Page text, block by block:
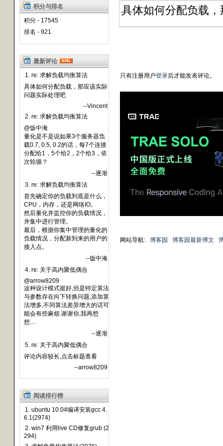
积分与排名
积分 - 17545
排名 - 921
最新评论
1. re: 求解负载均衡算法
具体如何分配负载，那应该实际
问题实际处理吧
--Vincent
2. re: 求解负载均衡算法
@饭中淹
量化是不是说如果3个服务器负
载0.7, 0.5, 0.2的话，每7个连接
分配给1，5个给2，2个给3，依
次轮循？
--逐渐
3. re: 求解负载均衡算法
首先确定你的负载到底是什么，
CPU，内存，还是网络IO。
然后量化并监控你的负载情况，
并集中进行管理。
最后，根据你集中管理的量化的
负载情况，分配新到来的用户的
接入点。
--饭中淹
4. re: 关于高内聚低偶合
@arrow8209
这种设计模式挺好,但是特定算法
与参数存在向下转换问题,添加算
法增多,不同算法差异增大的话可
能会有些麻烦.谢谢你,我再想
想....
--逐渐
5. re: 关于高内聚低偶合
评论内容较长,点击标题查看
--arrow8209
阅读排行榜
1. ubuntu 10.04编译安装gcc 4.
6.1(2974)
2. win7 利用live CD修复grub (2
294)
具体如何分配负载
只有注册用户登录后才能发表评论。
网站导航: 博客园 博客园最新博文